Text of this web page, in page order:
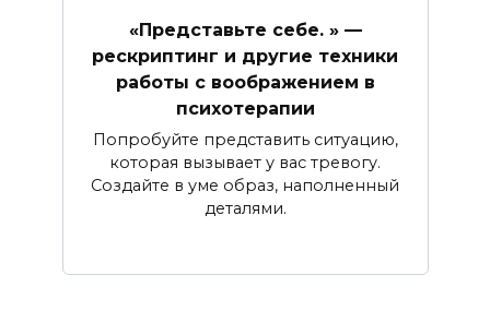
«Представьте себе. » —
рескриптинг и другие техники
работы с воображением в
психотерапии
Попробуйте представить ситуацию,
которая вызывает у вас тревогу.
Создайте в уме образ, наполненный
деталями.